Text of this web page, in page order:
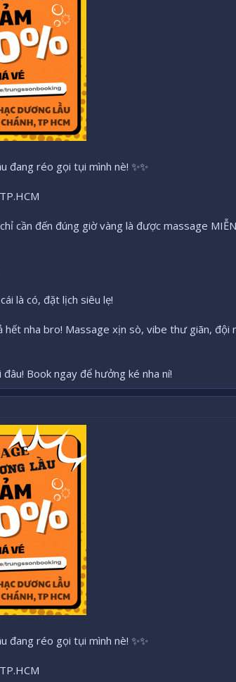
đang réo gọi tụi mình nè! ✨✨
cần đến đúng giờ vàng là được massage
là có, đặt lịch siêu lẹ!
nha bro! Massage xịn sò, vibe thư giãn, đội
Book ngay để hưởng ké nha ní!
đang réo gọi tụi mình nè! ✨✨